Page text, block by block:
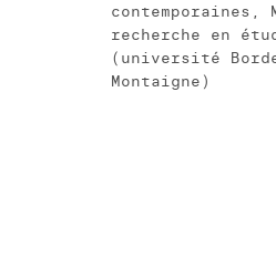
contemporaines,
recherche en
(université
Montaigne)